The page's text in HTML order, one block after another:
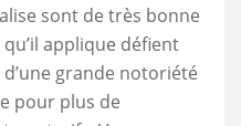
sont de très bonne
applique défient
grande notoriété
pour plus de